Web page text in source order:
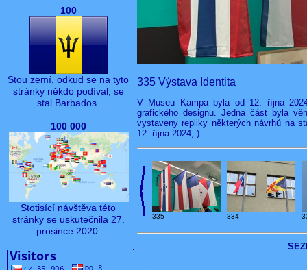
100
Stou zemí, odkud se na tyto
stránky někdo podíval, se
stal Barbados.
100 000
Stotisící návštěva této
stránky se uskutečnila 27.
prosince 2020.
335 Výstava Identita
V Museu Kampa byla od 12. října
grafického designu. Jedna část byla
vystaveny repliky některých návrhů na
12. října 2024, )
335 334